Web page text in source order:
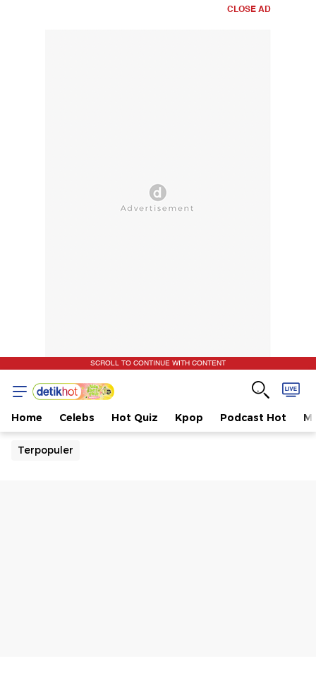
CLOSE AD
SCROLL TO CONTINUE WITH CONTENT
Home Celebs Hot Quiz Kpop Podcast Hot
Terpopuler